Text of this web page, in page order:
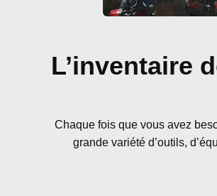
L’inventaire
Chaque fois que vous avez
grande variété d’outils,